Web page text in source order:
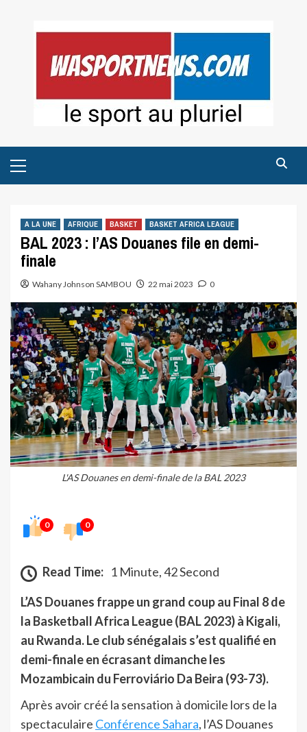
Menu
A LA UNE AFRIQUE BASKET BASKET AFRICA LEAGUE
BAL 2023 : l’AS Douanes file en demi-
finale
Wahany Johnson SAMBOU 22 mai 2023 0
L'AS Douanes en demi-finale de la BAL 2023
0 0
Read Time: 1 Minute, 42 Second
L’AS Douanes frappe un grand coup au Final 8 de
la Basketball Africa League (BAL 2023) à Kigali,
au Rwanda. Le club sénégalais s’est qualifié en
demi-finale en écrasant dimanche les
Mozambicain du Ferroviário Da Beira (93-73).
Après avoir créé la sensation à domicile lors de la
spectaculaire Conférence Sahara, l’AS Douanes